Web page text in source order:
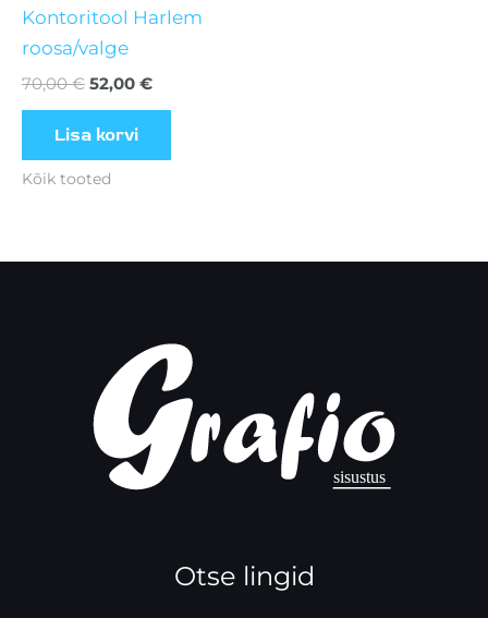
Kontoritool Harlem
roosa/valge
70,00€ 52,00 €
Lisa korvi
Kõik tooted
Otse lingid